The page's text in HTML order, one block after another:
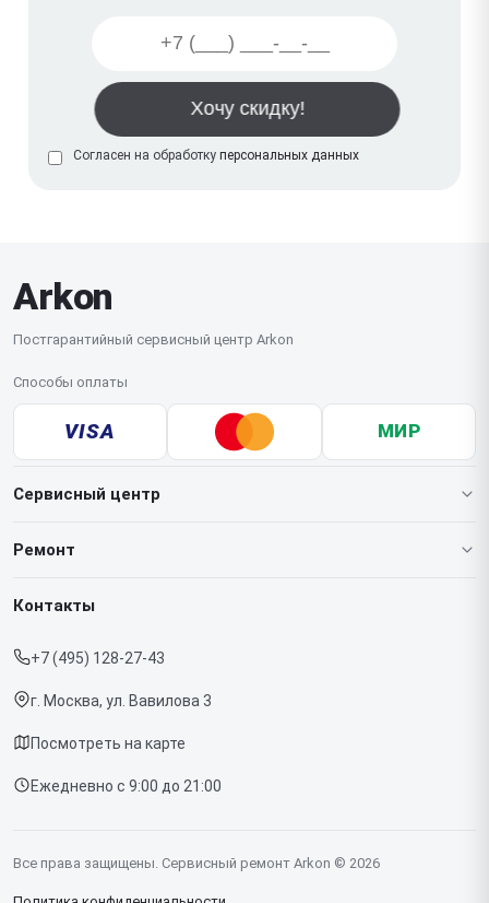
Согласен на обработку персональных данных
Arkon
Постгарантийный сервисный центр Arkon
Способы оплаты
VISA МИР
Сервисный центр
О нашем сервисе
Срочный ремонт
Доставка и способы оплаты
Диагностика
Контакты
Ремонт
Тепловизионных монокуляров
Контакты
+7 (495) 128-27-43
г. Москва, ул. Вавилова 3
Посмотреть на карте
Ежедневно с 9:00 до 21:00
Все права защищены. Сервисный ремонт Arkon © 2026